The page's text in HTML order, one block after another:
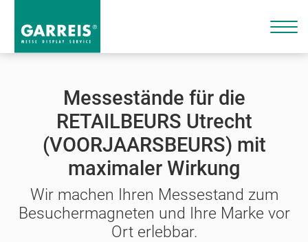
Messestände für die
RETAILBEURS Utrecht
(VOORJAARSBEURS) mit
maximaler Wirkung
Wir machen Ihren Messestand zum
Besuchermagneten und Ihre Marke vor
Ort erlebbar.